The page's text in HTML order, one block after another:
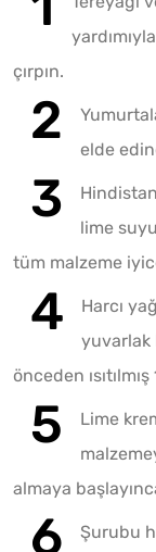
çırpın.
elde
lime
tüm malzeme
Harcı
yuvarlak
önceden
Lime
almaya
Şurubu